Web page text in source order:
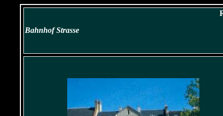
Bahnhof Strasse